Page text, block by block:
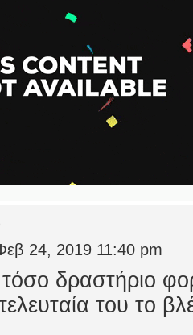
24, 2019 11:40 pm
δραστήριο
του το